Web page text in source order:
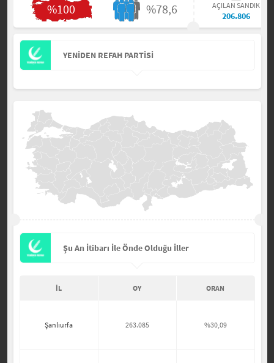
%100 %78,6 AÇILAN SANDIK
206.806
YENİDEN REFAH PARTİSİ
Şu An İtibarı İle Önde Olduğu İller
İL OY ORAN
Şanlıurfa 263.085 %30,09